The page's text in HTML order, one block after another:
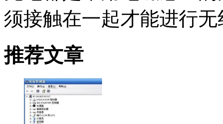
须接触在一起才能进行
推荐文章